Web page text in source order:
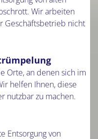
Wir arbeiten
Geschäftsbetrieb nicht
Orte, an denen sich im
helfen Ihnen, diese
nutzbar zu machen.
Entsorgung von